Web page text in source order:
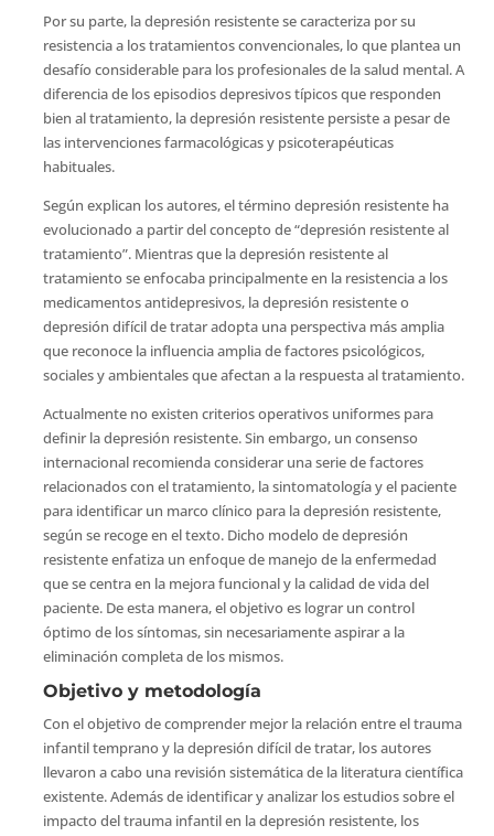
Por su parte, la depresión resistente se caracteriza por su
resistencia a los tratamientos convencionales, lo que plantea un
desafío considerable para los profesionales de la salud mental. A
diferencia de los episodios depresivos típicos que responden
bien al tratamiento, la depresión resistente persiste a pesar de
las intervenciones farmacológicas y psicoterapéuticas
habituales.
Según explican los autores, el término depresión resistente ha
evolucionado a partir del concepto de “depresión resistente al
tratamiento”. Mientras que la depresión resistente al
tratamiento se enfocaba principalmente en la resistencia a los
medicamentos antidepresivos, la depresión resistente o
depresión difícil de tratar adopta una perspectiva más amplia
que reconoce la influencia amplia de factores psicológicos,
sociales y ambientales que afectan a la respuesta al tratamiento.
Actualmente no existen criterios operativos uniformes para
definir la depresión resistente. Sin embargo, un consenso
internacional recomienda considerar una serie de factores
relacionados con el tratamiento, la sintomatología y el paciente
para identificar un marco clínico para la depresión resistente,
según se recoge en el texto. Dicho modelo de depresión
resistente enfatiza un enfoque de manejo de la enfermedad
que se centra en la mejora funcional y la calidad de vida del
paciente. De esta manera, el objetivo es lograr un control
óptimo de los síntomas, sin necesariamente aspirar a la
eliminación completa de los mismos.
Objetivo y metodología
Con el objetivo de comprender mejor la relación entre el trauma
infantil temprano y la depresión difícil de tratar, los autores
llevaron a cabo una revisión sistemática de la literatura científica
existente. Además de identificar y analizar los estudios sobre el
impacto del trauma infantil en la depresión resistente, los